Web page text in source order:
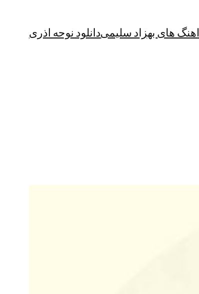
اهنگ های بهزاد سلیمیدانلود نوحه اذری